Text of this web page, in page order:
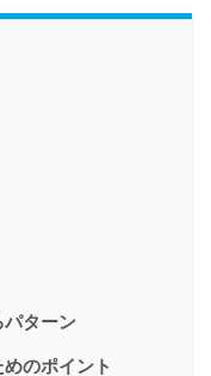
パターン
のポイント